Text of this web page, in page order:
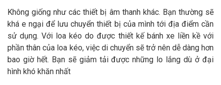
Không giống như các thiết bị âm thanh khác. Bạn thường sẽ
khá e ngại để lưu chuyển thiết bị của mình tới địa điểm cần
sử dụng. Với loa kéo do được thiết kế bánh xe liền kề với
phần thân của loa kéo, việc di chuyển sẽ trở nên dễ dàng hơn
bao giờ hết. Bạn sẽ giảm tải được những lo lắng dù ở đại
hình khó khăn nhất